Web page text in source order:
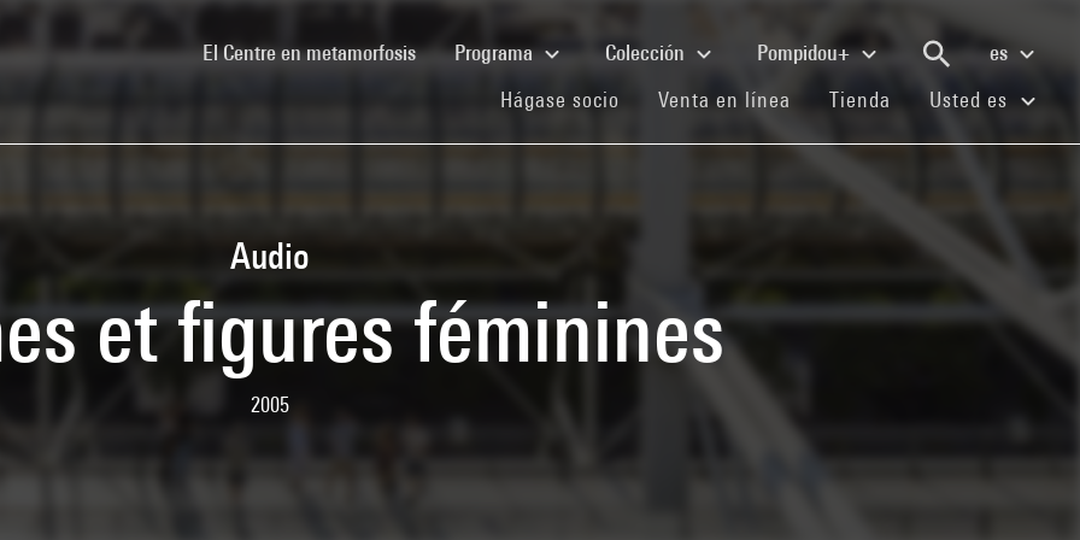
El Centre en metamorfosis(current)Programa Colección Pompidou+
es
Hágase socio (current)
Venta en línea (current)
Tienda (current)
Usted es
Audio
et figures féminines
2005